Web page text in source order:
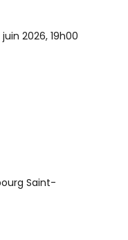
juin 2026, 19h00
Saint-